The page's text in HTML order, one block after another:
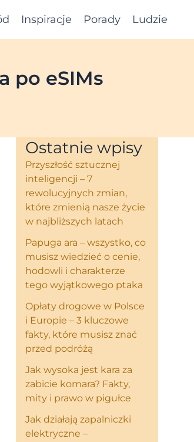
Inspiracje Porady Ludzie
po eSIMs
Ostatnie wpisy
Przyszłość sztucznej
inteligencji – 7
rewolucyjnych zmian,
które zmienią nasze życie
w najbliższych latach
Papuga ara – wszystko, co
musisz wiedzieć o cenie,
hodowli i charakterze
tego wyjątkowego ptaka
Opłaty drogowe w Polsce
i Europie – 3 kluczowe
fakty, które musisz znać
przed podróżą
Jak wysoka jest kara za
zabicie komara? Fakty,
mity i prawo w pigułce
Jak działają zapalniczki
elektryczne –